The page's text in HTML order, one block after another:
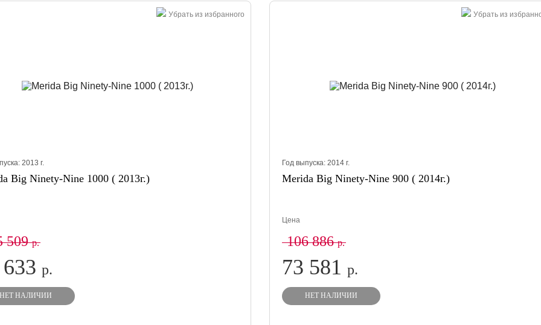
Убрать из избранного
2013г.
Big Ninety-Nine 1000 ( 2013г.)
509р.
633р.
НЕТ НАЛИЧИИ
Убрать из
Год выпуска: 2014 г.
Merida Big Ninety-Nine 900 ( 2014г.)
Цена
106 886р.
73 581 р.
НЕТ НАЛИЧИИ